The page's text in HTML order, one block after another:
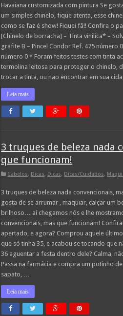
Havaiana customizada com pintura Se
um simples chinelo, fique atenta, esse
como se faz é show! Fiquei fã!! Confira o
[Chinelo de borracha] – Tinta vinílica* –
grafite B – Pincel Condor Ref. 475 número
número 0 * Foram feitos testes com tinta
termolina leitosa para proteger o chinelo,
trocar a tinta, ou não encontrar em sua
Leia mais
3 truques de beleza nada
que funcionam!
Cabelos, Dicas, Dicas, Dicas/Cuidados,
3 truques de beleza nada convencionais,
gosta de se arrumar , maquiar, calçar um
brilhoso… aí chegamos nós e lhe
convencionais, mas que funcionam!
apertado, e agora? Comprou aquele
que só tinha 35, e acabou se tocando que
36 aguentar a festa dentro dele? Calma,
Passa na farmácia e compra um potinho
sapato, …
Leia mais